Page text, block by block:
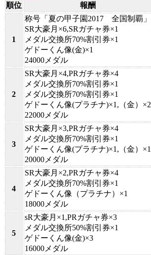
順位
報酬
1
称号「夏の甲子園2017 全国制覇」
SR大豪月×6,SRガチャ券×1
メダル交換所70%割引券×1
ゲドーくん像(金)×1
24000メダル
2
SR大豪月×4,PRガチャ券×4
メダル交換所70%割引券×1
メダル交換所70%割引券×1
ゲドーくん像(プラチナ)×1,（金）×2
22000メダル
3
SR大豪月×3,PRガチャ券×4
メダル交換所70%割引券×1
ゲドーくん像(プラチナ)×1,（金）×1
20000メダル
4
SR大豪月×2,PRガチャ券×4
メダル交換所70%割引券×1
ゲドーくん像（プラチナ）×1
18000メダル
5
sR大豪月×1,PRガチャ券×3
メダル交換所50%割引券×1
ゲドーくん像(金)×3
16000メダル